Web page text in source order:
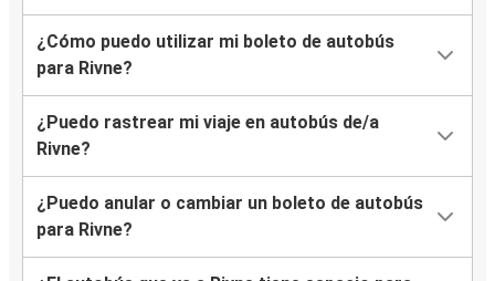
¿Cómo puedo utilizar mi boleto de autobús
para Rivne?
¿Puedo rastrear mi viaje en autobús de/a
Rivne?
¿Puedo anular o cambiar un boleto de autobús
para Rivne?